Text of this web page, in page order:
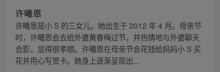
许曦恩
许曦恩是小 S 的三女儿。她出生于 2012 年 4 月。母亲节
时，许曦恩会去给外婆黄春梅过节，并热情地与外婆聊天
合影，显得很孝顺。许曦恩在母亲节会花钱给妈妈小 S 买
花并用心写贺卡。她身上逐渐呈现出...